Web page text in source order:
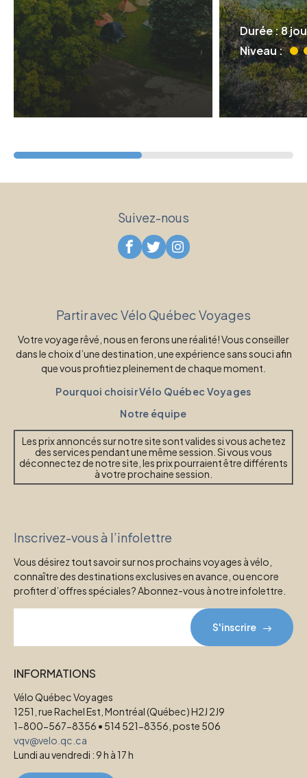
Durée : 8
Niveau :
Partir avec Vélo Québec Voyages
Votre voyage rêvé, nous en ferons une réalité! Vous conseiller
dans le choix d’une destination, une expérience sans souci afin
que vous profitiez pleinement de chaque moment.
Pourquoi choisir Vélo Québec Voyages
Notre équipe
Les prix annoncés sur notre site sont valides si vous achetez
des services pendant une même session. Si vous vous
déconnectez de notre site, les prix pourraient être différents
à votre prochaine session.
Inscrivez-vous à l’infolettre
Vous désirez tout savoir sur nos prochains voyages à vélo,
connaître des destinations exclusives en avance, ou encore
profiter d’offres spéciales? Abonnez-vous à notre infolettre.
S'inscrire
Suivez-nous
INFORMATIONS
Vélo Québec Voyages
1251, rue Rachel Est, Montréal (Québec) H2J 2J9
1-800-567-8356 • 514 521-8356, poste 506
vqv@velo.qc.ca
Lundi au vendredi : 9 h à 17 h